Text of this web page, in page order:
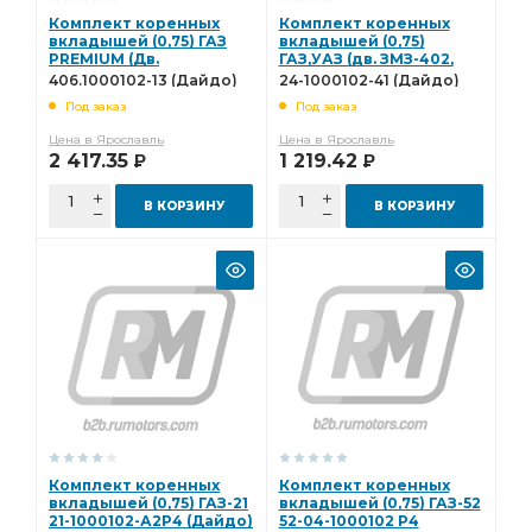
полукольцо упорного
полукольцо упорного подшипника
Комплект шатунных вкладышей 0,50
шатунных вкладышей 0,50 вкладышей 1,50
ТУРБОКОМ ТКР-9-12 снят с пр-ва
Комплект коренных вкладышей 1,25
Комплект коренных вкладышей 1,00
коренных вкладышей 1,00 Домкрат гидравлический
Домкрат гидравлический бутылочные
Домкрат гидравлический бутылочные "БелАК"
гидравлический бутылочные "БелАК"
бутылочные "БелАК" Диск сцепления
Комплект коренных
вкладышей (0,75) ГАЗ
PREMIUM (Дв.
ЗМЗ-406,405,409)
406.1000102-13 (Дайдо)
Под заказ
Цена в Ярославль
2 417.35 Р
В КОРЗИНУ
Комплект коренных
вкладышей (0,75)
ГАЗ,УАЗ (дв. ЗМЗ-402,
УМЗ-421) 24-1000102-41
24-1000102-41 (Дайдо)
Под заказ
Цена в Ярославль
1 219.42 Р
В КОРЗИНУ
Комплект коренных
вкладышей (0,75) ГАЗ-21
21-1000102-А2Р4 (Дайдо)
Комплект коренных
вкладышей (0,75) ГАЗ-52
52-04-1000102 Р4